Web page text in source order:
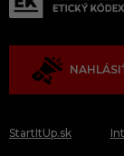
StartItUp.sk